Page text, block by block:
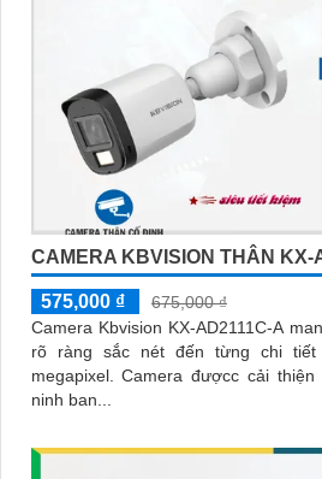
CAMERA KBVISION THÂN KX-
575,000 ₫
675,000 ₫
Camera Kbvision KX-AD2111C-A
rõ ràng sắc nét đến từng chi
megapixel. Camera đượcc cải thiện khả năng giám sát an
ninh ban...